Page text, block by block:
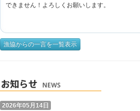
できません！よろしくお願いします。
漁協からの一言を一覧表示
2026年05月14日